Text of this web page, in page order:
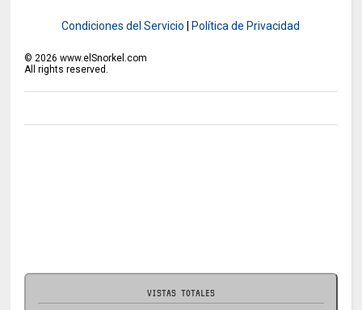
Condiciones del Servicio Política de Privacidad
©2026 www.elSnorkel.com
All rights reserved.
VISTAS TOTALES